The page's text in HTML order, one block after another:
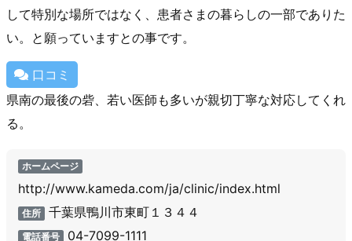
して特別な場所ではなく、患者さまの暮らしの一部でありた
い。と願っていますとの事です。
口コミ
県南の最後の砦、若い医師も多いが親切丁寧な対応してくれ
る。
ホームページ
http://www.kameda.com/ja/clinic/index.html
住所 千葉県鴨川市東町１３４４
電話番号 04-7099-1111